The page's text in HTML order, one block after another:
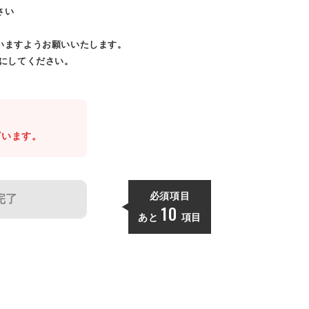
い
すようお願いいたします。
してください。
ます。
了 必須項目
あと 10 項目